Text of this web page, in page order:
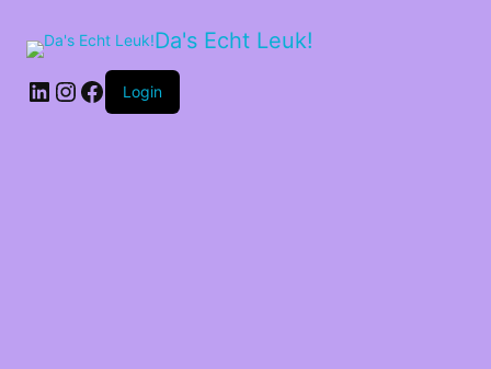
Da's Echt Leuk!
LinkedIn
Instagram
Facebook
Login